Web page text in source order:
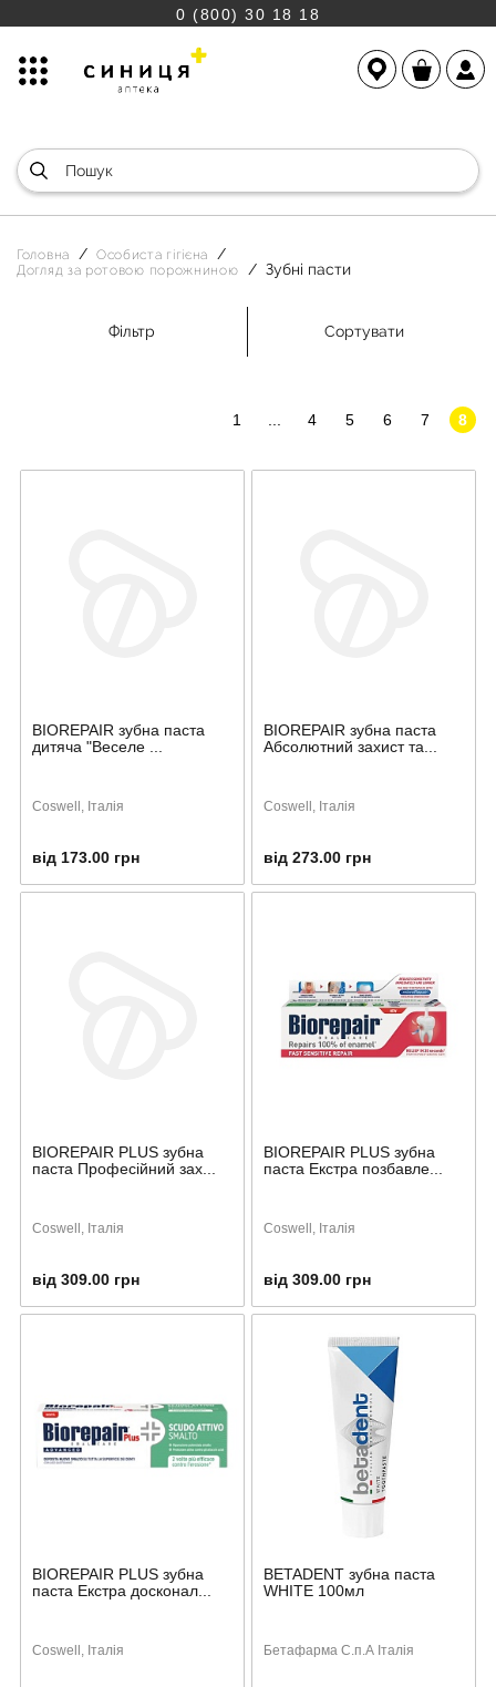
0 (800) 30 18 18
Головна
Особиста гігієна
Догляд за ротовою порожниною
Зубні пасти
Фільтр Сортувати
1 4 5 6 7 8
BIOREPAIR зубна паста
дитяча "Веселе ...
Coswell, Італія
від 173.00 грн
BIOREPAIR зубна паста
Абсолютний захист та...
Coswell, Італія
від 273.00 грн
BIOREPAIR PLUS зубна
паста Професійний зах...
Coswell, Італія
від 309.00 грн
BIOREPAIR PLUS зубна
паста Екстра позбавле...
Coswell, Італія
від 309.00 грн
BIOREPAIR PLUS зубна
паста Екстра досконал...
Coswell, Італія
BETADENT зубна паста
WHITE 100мл
Бетафарма С.п.А Італія